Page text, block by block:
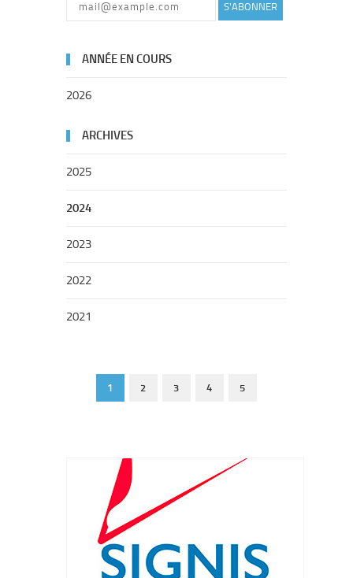
S'ABONNER
ANNÉE EN COURS
2026
ARCHIVES
2025
2024
2023
2022
2021
1 2 3 4 5